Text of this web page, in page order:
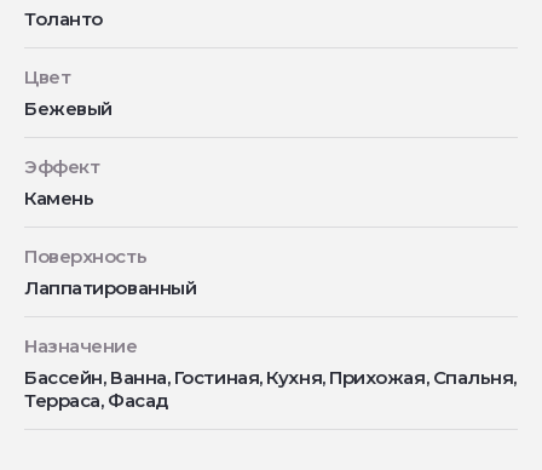
Толанто
Цвет
Бежевый
Эффект
Камень
Поверхность
Лаппатированный
Назначение
Бассейн, Ванна, Гостиная, Кухня, Прихожая, Спальня,
Терраса, Фасад